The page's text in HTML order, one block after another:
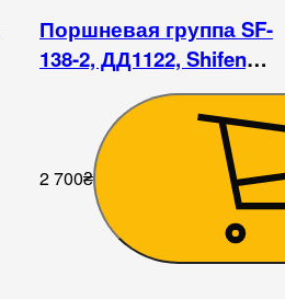
Поршневая группа SF-
138-2, ДД1122, Shifeng
2 700₴